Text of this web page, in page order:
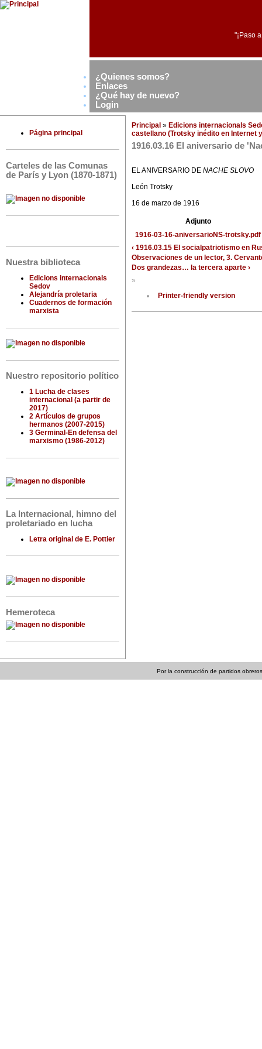
"¡Paso
¿Quienes somos?
Enlaces
¿Qué hay de nuevo?
Login
Página principal
Carteles de las Comunas
de París y Lyon (1870-1871)
Nuestra biblioteca
Edicions internacionals
Sedov
Alejandría proletaria
Cuadernos de formación
marxista
Nuestro repositorio político
1 Lucha de clases
internacional (a partir de
2017)
2 Artículos de grupos
hermanos (2007-2015)
3 Germinal-En defensa del
marxismo (1986-2012)
La Internacional, himno del
proletariado en lucha
Letra original de E. Pottier
Hemeroteca
Principal » Edicions internacionals
castellano (Trotsky inédito en Internet
1916.03.16 El aniversario de
EL ANIVERSARIO DE NACHE SLOVO
León Trotsky
16 de marzo de 1916
Adjunto
1916-03-16-aniversarioNS-trotsky.pdf
‹ 1916.03.15 El socialpatriotismo en
Observaciones de un lector, 3.
Dos grandezas… la tercera aparte ›
»
Printer-friendly version
Por la construcción de partidos